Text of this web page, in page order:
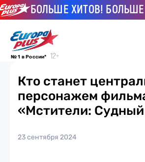
БОЛЬШЕ ХИТОВ! БОЛЬШЕ
№ 1 в России*
Кто станет
персонажем
«Мстители:
23 сентября 2024